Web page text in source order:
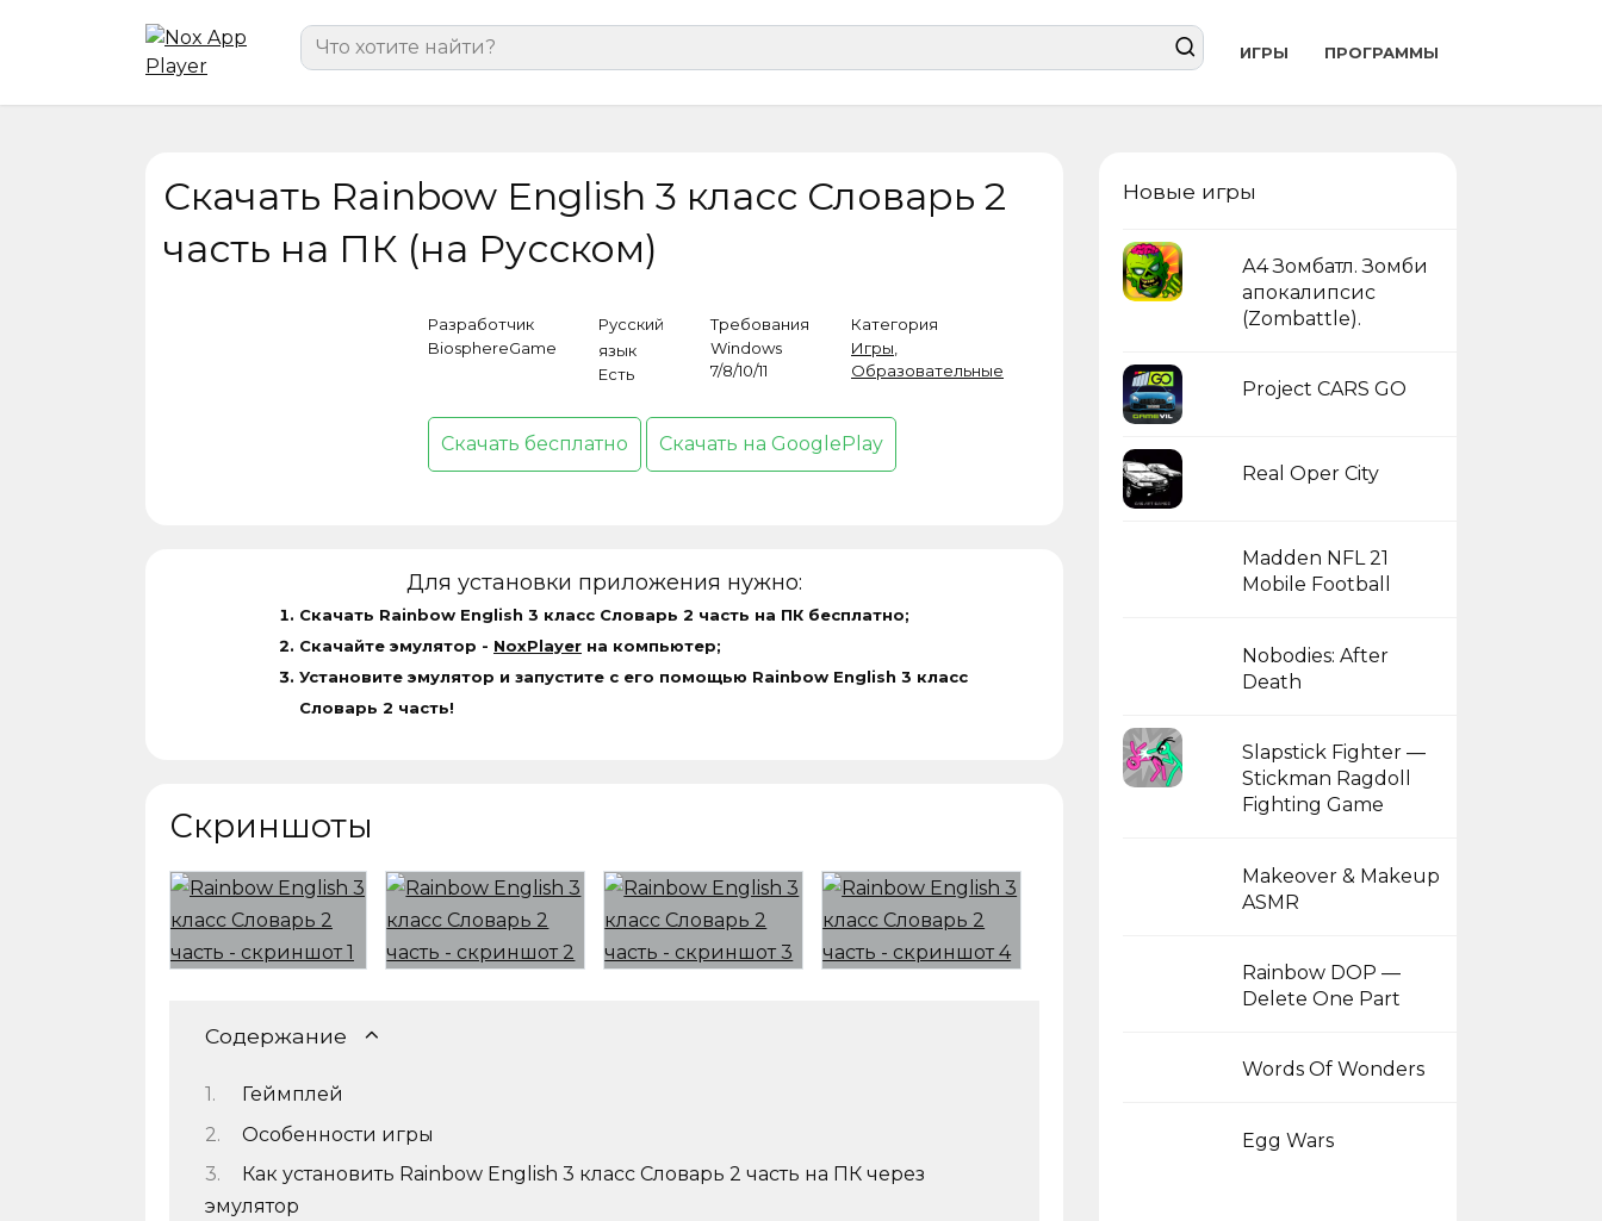
Search
for:
ИГРЫ ПРОГРАММЫ
Скачать Rainbow English 3 класс Словарь 2
часть на ПК (на Русском)
Разработчик
BiosphereGame
Русский
язык
Есть
Требования
Windows
7/8/10/11
Категория
Игры
Образовательные
Скачать бесплатно Скачать на GooglePlay
Для установки приложения нужно:
Скачать Rainbow English 3 класс Словарь 2 часть на ПК бесплатно;
Скачайте эмулятор - NoxPlayer на компьютер;
Установите эмулятор и запустите с его помощью Rainbow English 3 класс
Словарь 2 часть!
Скриншоты
Содержание
Геймплей
Особенности игры
Как установить Rainbow English 3 класс Словарь 2 часть на ПК через
эмулятор
Новые игры
А4 Зомбатл. Зомби
апокалипсис
(Zombattle).
Project CARS GO
Real Oper City
Madden NFL 21
Mobile Football
Nobodies: After
Death
Slapstick Fighter —
Stickman Ragdoll
Fighting Game
Makeover & Makeup
ASMR
Rainbow DOP —
Delete One Part
Words Of Wonders
Egg Wars